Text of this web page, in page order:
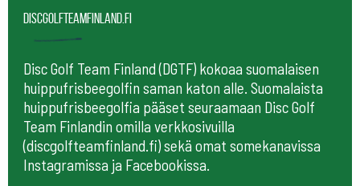
Discgolfteamfinland.fi
Disc Golf Team Finland (DGTF) kokoaa suomalaisen
huippufrisbeegolfin saman katon alle. Suomalaista
huippufrisbeegolfia pääset seuraamaan Disc Golf
Team Finlandin omilla verkkosivuilla
(discgolfteamfinland.fi) sekä omat somekanavissa
Instagramissa ja Facebookissa.